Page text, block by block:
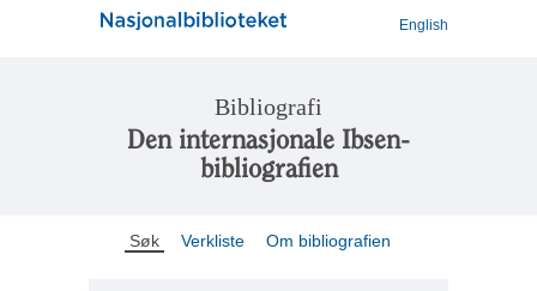
English
Bibliografi
Den internasjonale Ibsen-
bibliografien
Søk Verkliste Om bibliografien